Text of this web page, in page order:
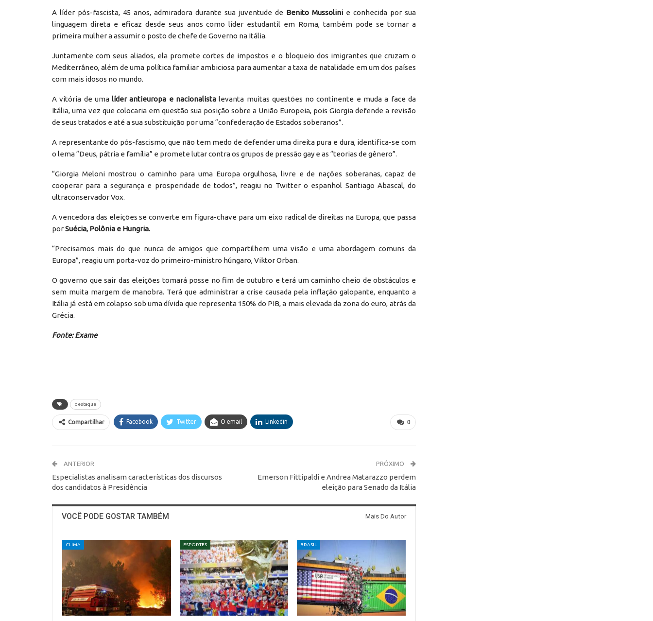
A líder pós-fascista, 45 anos, admiradora durante sua juventude de Benito Mussolinie conhecida por sua
linguagem direta e eficaz desde seus anos como líder estudantil em Roma, também pode se tornar a
primeira mulher a assumir o posto de chefe de Governo na Itália.
Juntamente com seus aliados, ela promete cortes de impostos e o bloqueio dos imigrantes que cruzam o
Mediterrâneo, além de uma política familiar ambiciosa para aumentar a taxa de natalidade em um dos países
com mais idosos no mundo.
A vitória de umalíder antieuropa e nacionalista levanta muitas questões no continente e muda a face da
Itália, uma vez que colocaria em questão sua posição sobre a União Europeia, pois Giorgia defende a revisão
de seus tratados e até a sua substituição por uma “confederação de Estados soberanos”.
A representante do pós-fascismo, que não tem medo de defender uma direita pura e dura, identifica-se com
o lema “Deus, pátria e família” e promete lutar contra os grupos de pressão gay e as “teorias de gênero”.
“Giorgia Meloni mostrou o caminho para uma Europa orgulhosa, livre e de nações soberanas, capaz de
cooperar para a segurança e prosperidade de todos”, reagiu no Twitter o espanhol Santiago Abascal, do
ultraconservador Vox.
A vencedora das eleições se converte em figura-chave para um eixo radical de direitas na Europa, que passa
porSuécia, Polônia e Hungria.
“Precisamos mais do que nunca de amigos que compartilhem uma visão e uma abordagem comuns da
Europa”, reagiu um porta-voz do primeiro-ministro húngaro, Viktor Orban.
O governo que sair das eleições tomará posse no fim de outubro e terá um caminho cheio de obstáculos e
sem muita margem de manobra. Terá que administrar a crise causada pela inflação galopante, enquanto a
Itália já está em colapso sob uma dívida que representa 150% do PIB, a mais elevada da zona do euro, atrás da
Grécia.
Fonte: Exame
destaque
0
Compartilhar Facebook Twitter O email Linkedin
ANTERIOR
Especialistas analisam características dos discursos
dos candidatos à Presidência
PRÓXIMO
Emerson Fittipaldi e Andrea Matarazzo perdem
eleição para Senado da Itália
VOCÊ PODE GOSTAR TAMBÉM Mais Do Autor
CLIMA ESPORTES BRASIL